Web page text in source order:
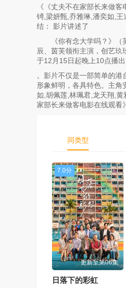
《《丈夫不在家部长来做
锜,梁妍甄,乔雅琳,潘奕如,
结： 影片讲述了
《你有念大学吗？》（英
辰、茵芙领衔主演，创艺
于12月15日起晚上10点播
。影片不仅是一部简单的
形象鲜明，各具特色。主
如,胡佩莲,林珮君,龙天翔,
家部长来做客电影在线观看
同类型
7.0分
更新至第06集
日落下的彩虹